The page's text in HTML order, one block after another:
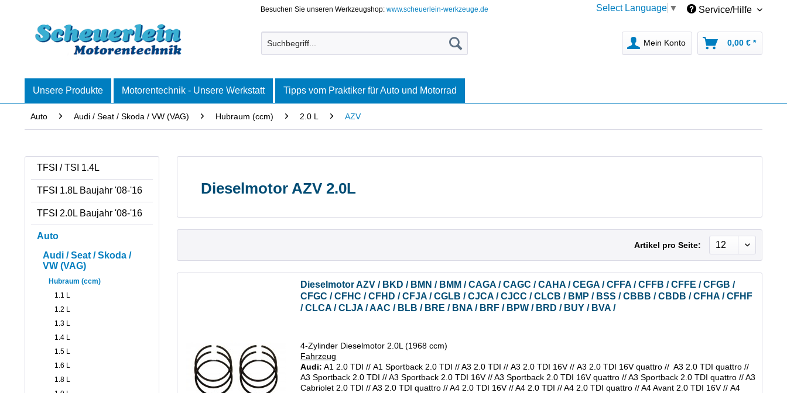
Besuchen Sie unseren Werkzeugshop:www.scheuerlein-werkzeuge.de Select Language ▼ Service/Hilfe
Mein Konto 0,00 € *
Unsere Produkte Motorentechnik - Unsere Werkstatt Tipps vom Praktiker für Auto und Motorrad
Auto Audi / Seat / Skoda / VW (VAG) Hubraum (ccm) 2.0 L AZV
TFSI / TSI 1.4L
TFSI 1.8L Baujahr '08-'16
TFSI 2.0L Baujahr '08-'16
Auto
Audi / Seat / Skoda /
VW (VAG)
Hubraum (ccm)
1.1 L
1.2 L
1.3 L
1.4 L
1.5 L
1.6 L
1.8 L
Dieselmotor AZV 2.0L
Artikel pro Seite:
Dieselmotor AZV / BKD / BMN / BMM / CAGA / CAGC / CAHA / CEGA / CFFA / CFFB / CFFE / CFGB /
CFGC / CFHC / CFHD / CFJA / CGLB / CJCA / CJCC / CLCB / BMP / BSS / CBBB / CBDB / CFHA / CFHF
/ CLCA / CLJA / AAC / BLB / BRE / BNA / BRF / BPW / BRD / BUY / BVA /
4-Zylinder Dieselmotor 2.0L (1968 ccm)
Fahrzeug
Audi: A1 2.0 TDI // A1 Sportback 2.0 TDI // A3 2.0 TDI // A3 2.0 TDI 16V // A3 2.0 TDI 16V quattro // A3 2.0 TDI quattro //
A3 Sportback 2.0 TDI // A3 Sportback 2.0 TDI 16V // A3 Sportback 2.0 TDI 16V quattro // A3 Sportback 2.0 TDI quattro // A3
Cabriolet 2.0 TDI // A3 2.0 TDI quattro // A4 2.0 TDI 16V // A4 2.0 TDI // A4 2.0 TDI quattro // A4 Avant 2.0 TDI 16V // A4